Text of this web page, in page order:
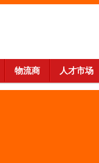
物流商 人才市场